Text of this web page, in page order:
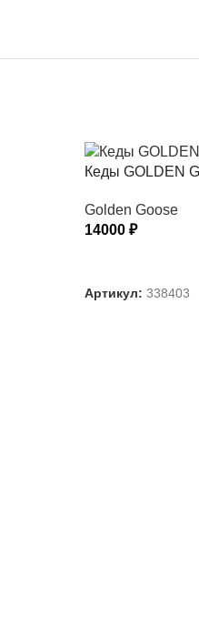
Кеды GOLDEN
Golden Goose
14000 ₽
Артикул: 338403